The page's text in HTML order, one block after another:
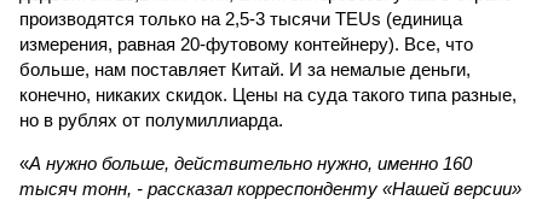
производятся только на 2,5-3 тысячи TEUs (единица
измерения, равная 20-футовому контейнеру). Все, что
больше, нам поставляет Китай. И за немалые деньги,
конечно, никаких скидок. Цены на суда такого типа разные,
но в рублях от полумиллиарда.
«А нужно больше, действительно нужно, именно 160
тысяч тонн, - рассказал корреспонденту «Нашей версии»